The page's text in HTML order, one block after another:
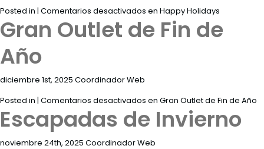
Blog
Contacto
Spa
Facturación
Eléctronica
Preguntas
Frecuentes
Posted in | Comentarios desactivados en Happy Holidays
Gran Outlet de Fin de
Año
diciembre 1st, 2025 Coordinador Web
Posted in | Comentarios desactivados en Gran Outlet de Fin de Año
Escapadas de Invierno
noviembre 24th, 2025 Coordinador Web